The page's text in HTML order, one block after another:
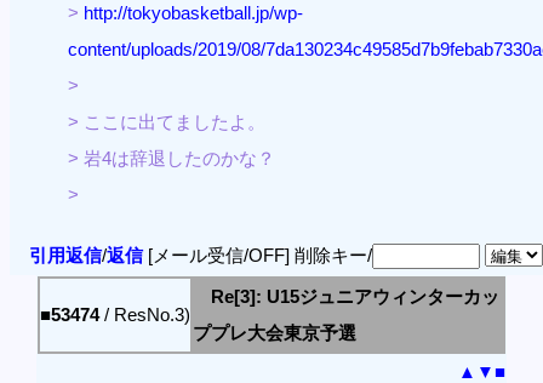
> http://tokyobasketball.jp/wp-
content/uploads/2019/08/
>
> ここに出てましたよ。
> 岩4は辞退したのかな？
>
引用返信/返信[メール受信/OFF] 削除キー/
■53474/ ResNo.3)
Re[3]: U15ジュニアウィンターカッ
ププレ大会東京予選
▲ ▼■